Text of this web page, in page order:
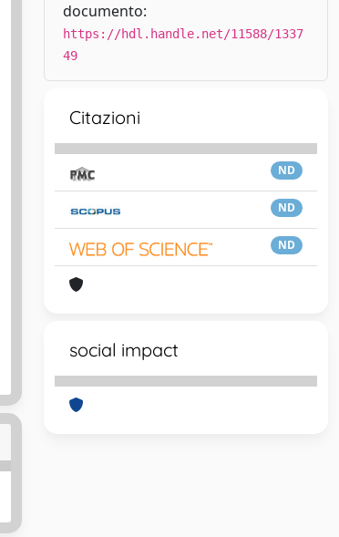
documento:
https://hdl.handle.net/11588/1337
49
Citazioni
ND
ND
ND
social impact